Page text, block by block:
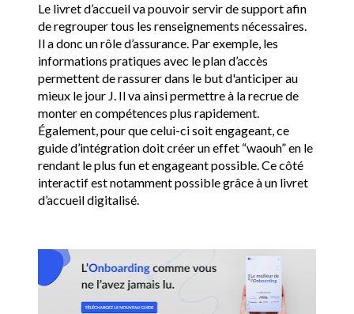
Le livret d’accueil va pouvoir servir de support afin
de regrouper tous les renseignements nécessaires.
Il a donc un rôle d’assurance. Par exemple, les
informations pratiques avec le plan d’accès
permettent de rassurer dans le but d'anticiper au
mieux le jour J. Il va ainsi permettre à la recrue de
monter en compétences plus rapidement.
Également, pour que celui-ci soit engageant, ce
guide d’intégration doit créer un effet “waouh” en le
rendant le plus fun et engageant possible. Ce côté
interactif est notamment possible grâce à un livret
d’accueil digitalisé.